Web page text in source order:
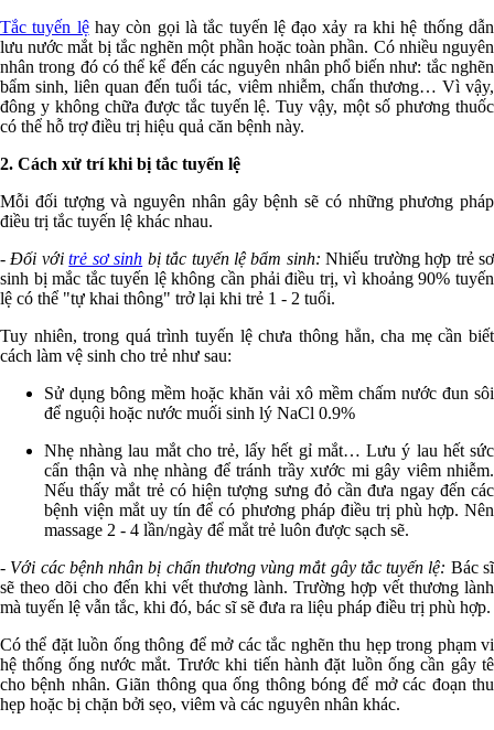
Tắc tuyến lệhay còn gọi là tắc tuyến lệ đạo xảy ra khi hệ thống dẫn
lưu nước mắt bị tắc nghẽn một phần hoặc toàn phần. Có nhiều nguyên
nhân trong đó có thể kể đến các nguyên nhân phổ biến như: tắc nghẽn
bẩm sinh, liên quan đến tuổi tác, viêm nhiễm, chấn thương… Vì vậy,
đông y không chữa được tắc tuyến lệ. Tuy vậy, một số phương thuốc
có thể hỗ trợ điều trị hiệu quả căn bệnh này.
2. Cách xử trí khi bị tắc tuyến lệ
Mỗi đối tượng và nguyên nhân gây bệnh sẽ có những phương pháp
điều trị tắc tuyến lệ khác nhau.
- Đối vớitrẻ sơ sinh bị tắc tuyến lệ bẩm sinh: Nhiếu trường hợp trẻ sơ
sinh bị mắc tắc tuyến lệ không cần phải điều trị, vì khoảng 90% tuyến
lệ có thể "tự khai thông" trở lại khi trẻ 1 - 2 tuổi.
Tuy nhiên, trong quá trình tuyến lệ chưa thông hẳn, cha mẹ cần biết
cách làm vệ sinh cho trẻ như sau:
Sử dụng bông mềm hoặc khăn vải xô mềm chấm nước đun sôi
để nguội hoặc nước muối sinh lý NaCl 0.9%
Nhẹ nhàng lau mắt cho trẻ, lấy hết gỉ mắt… Lưu ý lau hết sức
cẩn thận và nhẹ nhàng để tránh trầy xước mi gây viêm nhiễm.
Nếu thấy mắt trẻ có hiện tượng sưng đỏ cần đưa ngay đến các
bệnh viện mắt uy tín để có phương pháp điều trị phù hợp. Nên
massage 2 - 4 lần/ngày để mắt trẻ luôn được sạch sẽ.
- Với các bệnh nhân bị chấn thương vùng mắt gây tắc tuyến lệ: Bác sĩ
sẽ theo dõi cho đến khi vết thương lành. Trường hợp vết thương lành
mà tuyến lệ vẫn tắc, khi đó, bác sĩ sẽ đưa ra liệu pháp điều trị phù hợp.
Có thể đặt luồn ống thông để mở các tắc nghẽn thu hẹp trong phạm vi
hệ thống ống nước mắt. Trước khi tiến hành đặt luồn ống cần gây tê
cho bệnh nhân. Giãn thông qua ống thông bóng để mở các đoạn thu
hẹp hoặc bị chặn bởi sẹo, viêm và các nguyên nhân khác.